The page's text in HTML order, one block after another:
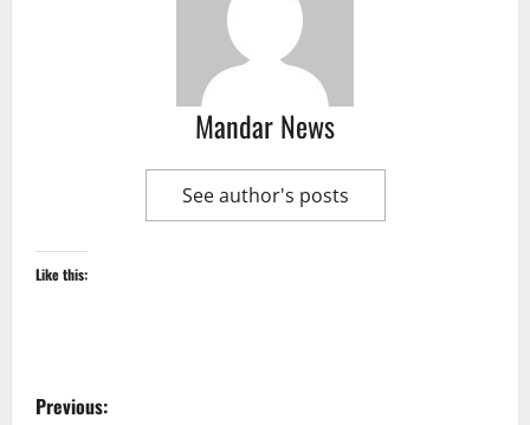
Mandar News
See author's posts
Like this:
P
Previous: